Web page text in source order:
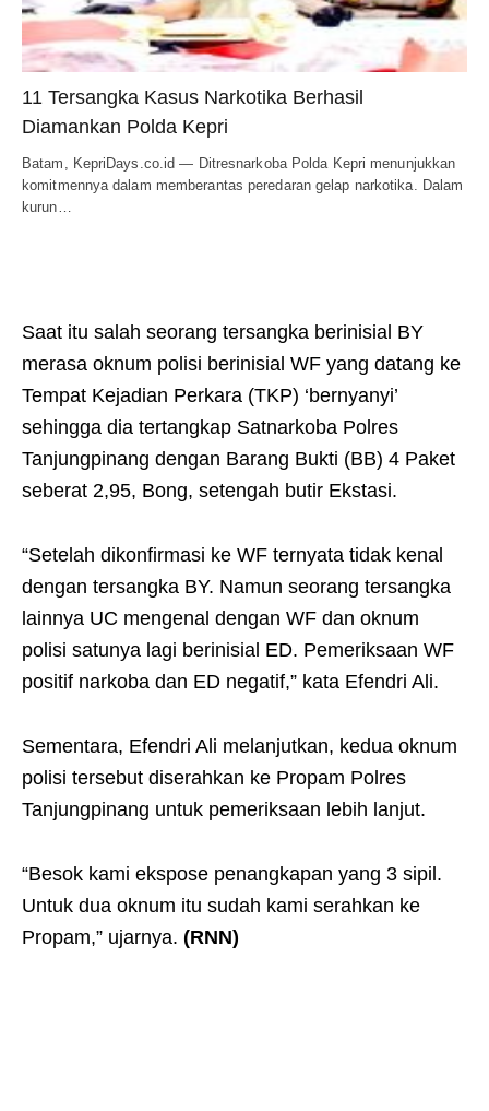
11 Tersangka Kasus Narkotika Berhasil
Diamankan Polda Kepri
Batam, KepriDays.co.id — Ditresnarkoba Polda Kepri menunjukkan
komitmennya dalam memberantas peredaran gelap narkotika. Dalam
kurun…
Saat itu salah seorang tersangka berinisial BY
merasa oknum polisi berinisial WF yang datang ke
Tempat Kejadian Perkara (TKP) ‘bernyanyi’
sehingga dia tertangkap Satnarkoba Polres
Tanjungpinang dengan Barang Bukti (BB) 4 Paket
seberat 2,95, Bong, setengah butir Ekstasi.
“Setelah dikonfirmasi ke WF ternyata tidak kenal
dengan tersangka BY. Namun seorang tersangka
lainnya UC mengenal dengan WF dan oknum
polisi satunya lagi berinisial ED. Pemeriksaan WF
positif narkoba dan ED negatif,” kata Efendri Ali.
Sementara, Efendri Ali melanjutkan, kedua oknum
polisi tersebut diserahkan ke Propam Polres
Tanjungpinang untuk pemeriksaan lebih lanjut.
“Besok kami ekspose penangkapan yang 3 sipil.
Untuk dua oknum itu sudah kami serahkan ke
Propam,” ujarnya. (RNN)